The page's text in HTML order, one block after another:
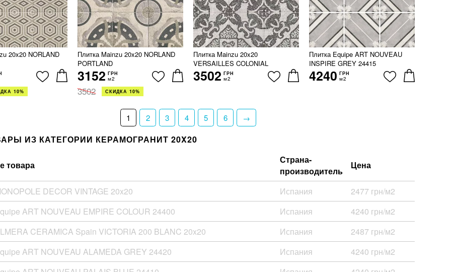
20x20 NORLAND
10%
Плитка Mainzu 20x20 NORLAND
PORTLAND
3152 ГРН
м2
3502 СКИДКА 10%
Плитка Mainzu 20x20
VERSAILLES COLONIAL
3502 ГРН
м2
Плитка Equipe ART NOUVEAU
INSPIRE GREY 24415
4240 ГРН
м2
1 2 3 4 5 6 →
ИЗ КАТЕГОРИИ КЕРАМОГРАНИТ 20X20
товара
Страна-
производитель
Цена
DECOR VINTAGE 20x20 Испания
2477 грн/м2
ART NOUVEAU EMPIRE COLOUR 24400
Испания
4240 грн/м2
CERAMICA Spain VICTORIA 200 BLANC 20x20
Испания
2487 грн/м2
ART NOUVEAU ALAMEDA GREY 24420
Испания
4240 грн/м2